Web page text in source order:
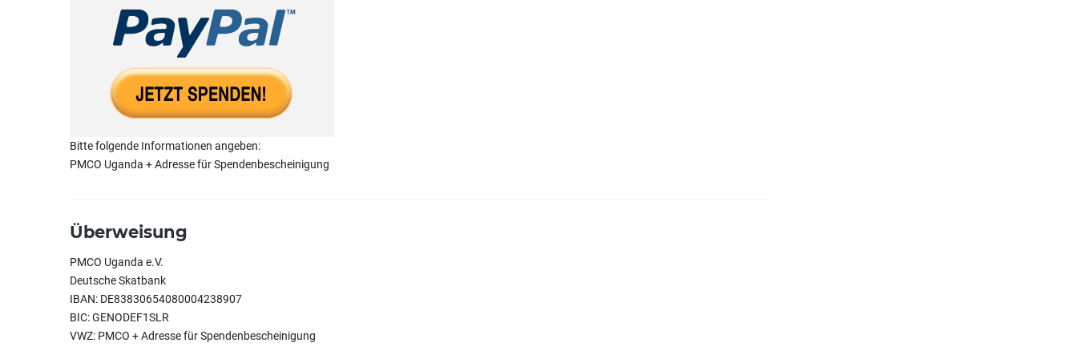
Bitte folgende Informationen angeben:
PMCO Uganda + Adresse für Spendenbescheinigung
Überweisung
PMCO Uganda e.V.
Deutsche Skatbank
IBAN: DE83830654080004238907
BIC: GENODEF1SLR
VWZ: PMCO + Adresse für Spendenbescheinigung